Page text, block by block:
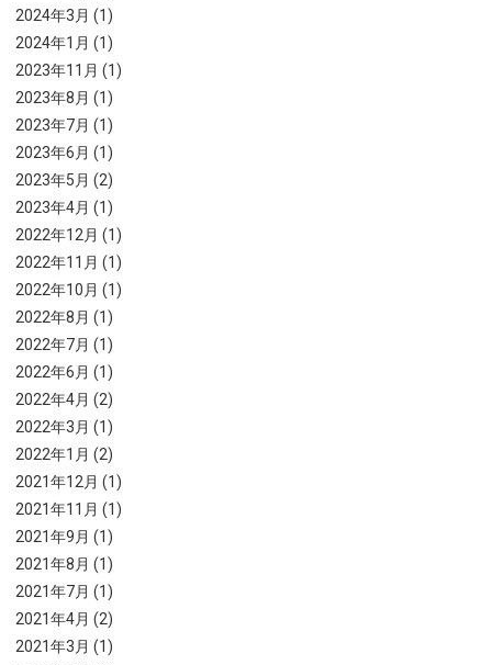
2024年3月 (1)
2024年1月 (1)
2023年11月 (1)
2023年8月 (1)
2023年7月 (1)
2023年6月 (1)
2023年5月 (2)
2023年4月 (1)
2022年12月 (1)
2022年11月 (1)
2022年10月 (1)
2022年8月 (1)
2022年7月 (1)
2022年6月 (1)
2022年4月 (2)
2022年3月 (1)
2022年1月 (2)
2021年12月 (1)
2021年11月 (1)
2021年9月 (1)
2021年8月 (1)
2021年7月 (1)
2021年4月 (2)
2021年3月 (1)